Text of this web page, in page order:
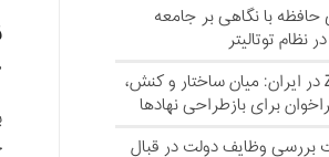
حافظه با نگاهی بر جامعه
نظام توتالیتر
نسل‌ Z در ایران: میان ساختار و کنش،
برای بازطراحی نهادها
وظایف دولت در قبال